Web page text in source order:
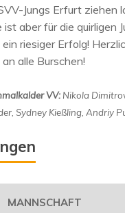
Jungs Erfurt ziehen
ist aber für die quirligen
riesiger Erfolg!
alle Burschen!
VV: Nikola
Sydney Kießling, Andriy
MANNSCHAFT